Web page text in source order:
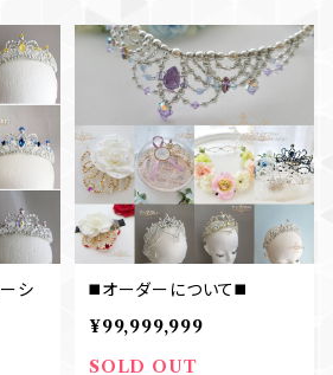
シ
◼️オーダーについて◼️
¥99,999,999
SOLD OUT